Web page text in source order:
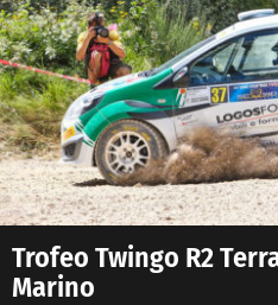
Trofeo Twingo R2
Marino